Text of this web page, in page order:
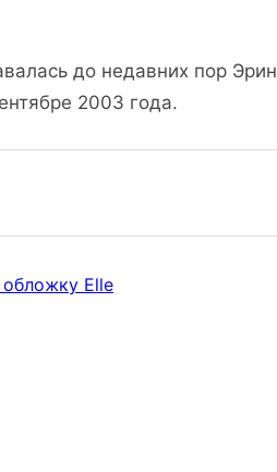
до недавних пор Эрин
2003 года.
Elle